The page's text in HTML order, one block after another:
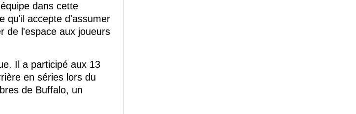
dans cette
qu'il accepte d'assumer
de l'espace aux joueurs
Il a participé aux 13
en séries lors du
de Buffalo, un